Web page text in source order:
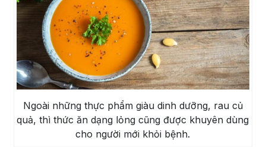
Ngoài những thực phẩm giàu dinh dưỡng, rau củ
quả, thì thức ăn dạng lỏng cũng được khuyên dùng
cho người mới khỏi bệnh.